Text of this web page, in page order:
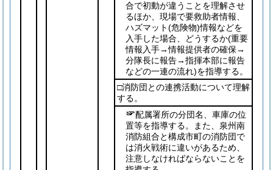
合で初動が違うことを理解させ
るほか、現場で要救助者情報、
ハズマット(危険物)情報などを
入手した場合、どうするか(重要
情報入手→情報提供者の確保→
分隊長に報告→指揮本部に報告
などの一連の流れ)を指導する。
□消防団との連携活動について理解
する。
配属署所の分団名、車庫の位
置等を指導する。また、泉州南
消防組合と構成市町の消防団で
は消火戦術に違いがあるため、
注意しなければならないことを